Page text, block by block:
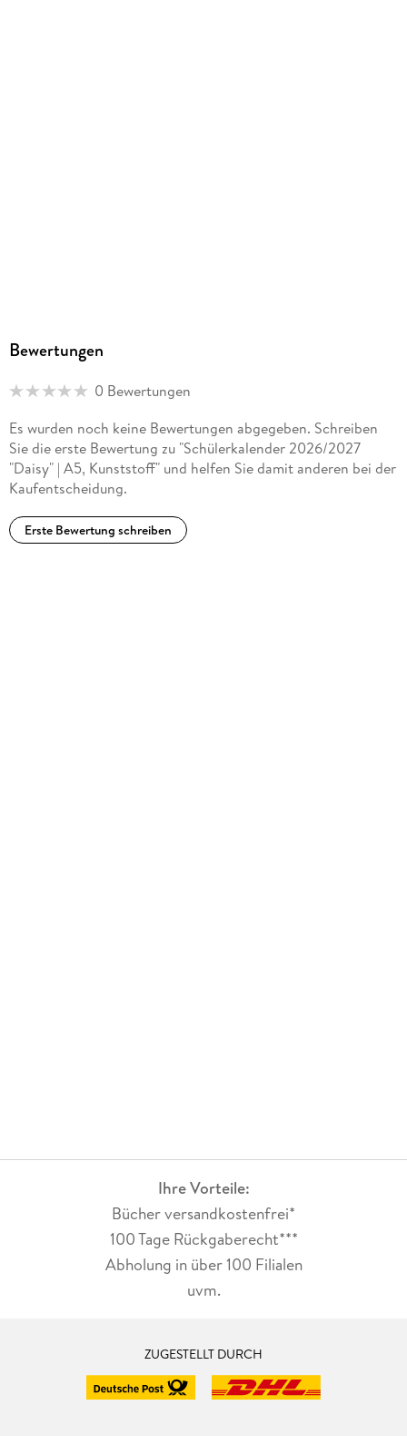
Bewertungen
0 Bewertungen
Es wurden noch keine Bewertungen abgegeben. Schreiben
Sie die erste Bewertung zu "Schülerkalender 2026/2027
"Daisy" | A5, Kunststoff" und helfen Sie damit anderen bei der
Kaufentscheidung.
Erste Bewertung schreiben
Ihre Vorteile:
Bücher versandkostenfrei*
100 Tage Rückgaberecht***
Abholung in über 100 Filialen
uvm.
ZUGESTELLT DURCH